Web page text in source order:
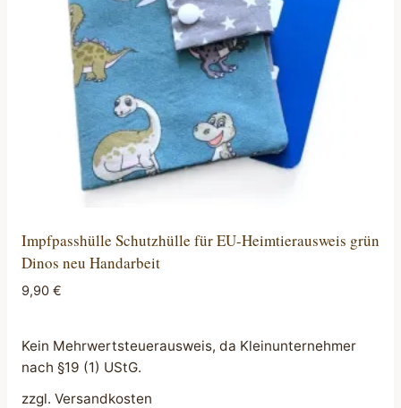
Impfpasshülle Schutzhülle für EU-Heimtierausweis grün
Dinos neu Handarbeit
9,90 €
Kein Mehrwertsteuerausweis, da Kleinunternehmer
nach §19 (1) UStG.
zzgl. Versandkosten